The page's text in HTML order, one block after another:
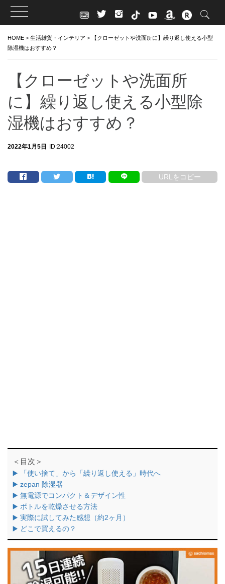
HOME > 生活雑貨・インテリア >
【クローゼットや洗面所に】繰り返し使える小型
除湿機はおすすめ？
【クローゼットや洗面所
に】繰り返し使える小型除
湿機はおすすめ？
2022年1月5日 ID:24002
URLをコピー
＜目次＞
▶️ 「使い捨て」から「繰り返し使える」時代へ
▶️ zepan 除湿器
▶️ 無電源でコンパクト＆デザイン性
▶️ ボトルを乾燥させる方法
▶️ 実際に試してみた感想（約2ヶ月）
▶️ どこで買えるの？